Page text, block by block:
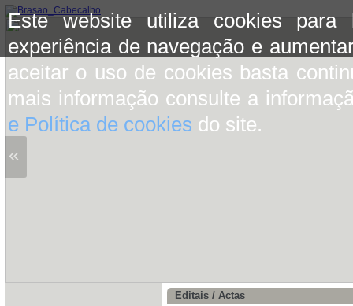
Este website utiliza cookies para
experiência de navegação e
aceitar o uso de cookies basta
mais informação consulte a
e Política de cookies do site.
«
Editais / Actas